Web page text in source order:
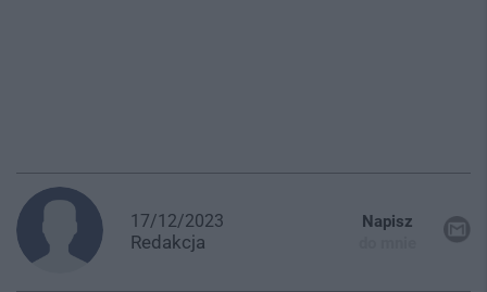
17/12/2023
Redakcja
Napisz